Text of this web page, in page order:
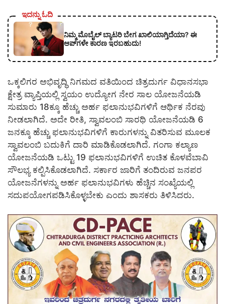
ಇದನ್ನು ಓದಿ
ನಿಮ್ಮ ಮೊಬೈಲ್ ಬ್ಯಾಟರಿ ಬೇಗ ಖಾಲಿಯಾಗ್ತಿದೆಯಾ? ಈ
ಆಪ್‌ಗಳೇ ಕಾರಣ ಇರಬಹುದು!
ಒಕ್ಕಲಿಗರ ಅಭಿವೃದ್ಧಿ ನಿಗಮದ ವತಿಯಿಂದ ಚಿತ್ರದುರ್ಗ ವಿಧಾನಸಭಾ
ಕ್ಷೇತ್ರ ವ್ಯಾಪ್ತಿಯಲ್ಲಿ ಸ್ವಯಂ ಉದ್ಯೋಗ ನೇರ ಸಾಲ ಯೋಜನೆಯಡಿ
ಸುಮಾರು 18ಕ್ಕೂ ಹೆಚ್ಚು ಅರ್ಹ ಫಲಾನುಭವಿಗಳಿಗೆ ಆರ್ಥಿಕ ನೆರವು
ನೀಡಲಾಗಿದೆ. ಅದೇ ರೀತಿ, ಸ್ವಾವಲಂಬಿ ಸಾರಥಿ ಯೋಜನೆಯಡಿ 6
ಜನಕ್ಕೂ ಹೆಚ್ಚು ಫಲಾನುಭವಿಗಳಿಗೆ ಕಾರುಗಳನ್ನು ವಿತರಿಸುವ ಮೂಲಕ
ಸ್ವಾವಲಂಬಿ ಬದುಕಿಗೆ ದಾರಿ ಮಾಡಿಕೊಡಲಾಗಿದೆ. ಗಂಗಾ ಕಲ್ಯಾಣ
ಯೋಜನೆಯಡಿ ಒಟ್ಟು 19 ಫಲಾನುಭವಿಗಳಿಗೆ ಉಚಿತ ಕೊಳವೆಬಾವಿ
ಸೌಲಭ್ಯ ಕಲ್ಪಿಸಿಕೊಡಲಾಗಿದೆ. ಸರ್ಕಾರ ಜಾರಿಗೆ ತಂದಿರುವ ಜನಪರ
ಯೋಜನೆಗಳನ್ನು ಅರ್ಹ ಫಲಾನುಭವಿಗಳು ಹೆಚ್ಚಿನ ಸಂಖ್ಯೆಯಲ್ಲಿ
ಸದುಪಯೋಗಪಡಿಸಿಕೊಳ್ಳಬೇಕು ಎಂದು ಶಾಸಕರು ತಿಳಿಸಿದರು.